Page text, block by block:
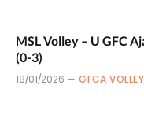
MSL Volley – U GFC
(0-3)
18/01/2026 GFCA VOLLEY